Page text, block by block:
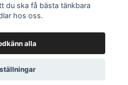
Nordic - Sverige
du ska få bästa tänkbara
hos oss.
alla